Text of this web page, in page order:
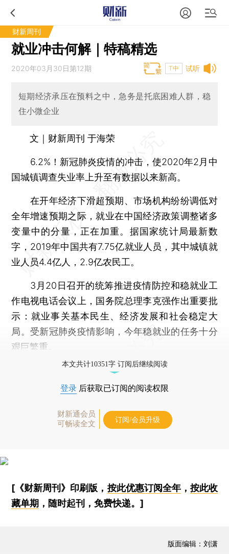
财新周刊
就业冲击何解｜特稿精选
试听
2020年03月30日第12期 T中
短期经济承压在预料之中，急务是托底困难人群，稳
住小微企业
文｜财新周刊 于海荣
6.2%！新冠肺炎疫情的冲击，使2020年2月中
国城镇调查失业率上升至有数据以来新高。
在开年经济下滑超预期、市场机构纷纷调低对
全年增速预期之际，就业在中国经济政策调整诸多
变量中的分量，正在加重。据国家统计局最新数
字，2019年中国共有7.75亿就业人员，其中城镇就
业人员4.4亿人，2.9亿农民工。
3月20日召开的统筹推进疫情防控和稳就业工
作电视电话会议上，国务院总理李克强作出重要批
示：就业事关基本民生、经济发展和社会稳定大
局。受新冠肺炎疫情影响，今年稳就业的任务十分
艰巨繁重。
本文共计10351字 订阅后继续阅读
登录 后获取已订阅的阅读权限
财新通会员
可畅读全文
订阅/会员升级
[《财新周刊》印刷版， 按此优惠订阅全年， 按此收
藏单期 ，随时起刊，免费快递。]
版面编辑：刘潇